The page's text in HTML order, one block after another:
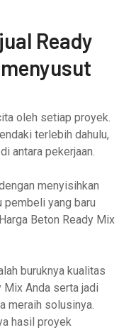
Ready
oleh setiap proyek.
terlebih dahulu,
antara pekerjaan.
menyisihkan
yang baru
Beton Ready Mix
buruknya kualitas
Mix Anda serta jadi
meraih solusinya.
hasil proyek